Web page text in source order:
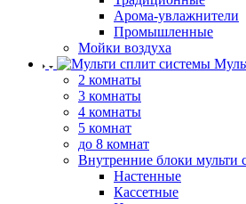
Арома-увлажнители
Промышленные
Мойки воздуха
2 комнаты
3 комнаты
4 комнаты
5 комнат
до 8 комнат
Внутренние блоки мульти
Настенные
Кассетные